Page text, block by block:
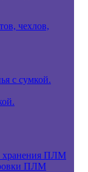
чехлов,
с сумкой.
хранения ПЛМ
ПЛМ